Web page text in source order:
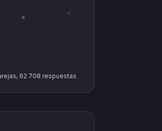
62 708 respuestas